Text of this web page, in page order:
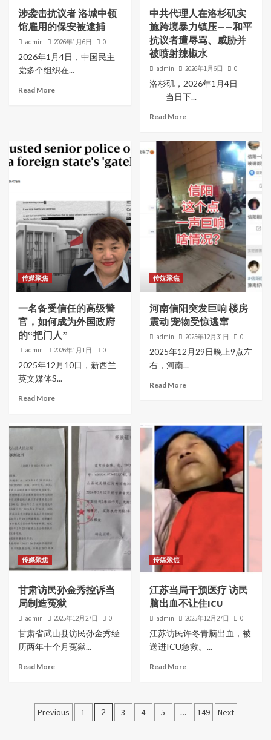
涉袭击抗议者 洛城中领
馆雇用的保安被逮捕
admin 2026年1月6日 0
2026年1月4日，中国民主
党多个组织在...
Read More
中共代理人在洛杉矶实
施跨境暴力镇压——和平
抗议者遭辱骂、威胁并
被喷射辣椒水
admin 2026年1月6日 0
洛杉矶，2026年1月4日
—— 当日下...
Read More
传媒聚焦
一名备受信任的高级警
官，如何成为外国政府
的“把门人”
admin 2026年1月1日 0
2025年12月10日，新西兰
英文媒体S...
Read More
传媒聚焦
河南信阳突发巨响 楼房
震动 宠物受惊逃窜
admin 2025年12月31日 0
2025年12月29日晚上9点左
右，河南...
Read More
传媒聚焦
甘肃访民孙金秀控诉当
局制造冤狱
admin 2025年12月27日 0
甘肃省武山县访民孙金秀经
历两年十个月冤狱...
Read More
传媒聚焦
江苏当局干预医疗 访民
脑出血不让住ICU
admin 2025年12月27日 0
江苏访民许冬青脑出血，被
送进ICU急救。...
Read More
文
Previous 1 2 3 4 5 … 149 Next